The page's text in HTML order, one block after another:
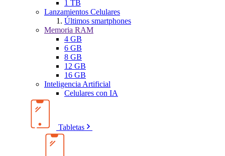
1 TB
Lanzamientos Celulares
Últimos smartphones
Memoria RAM
4 GB
6 GB
8 GB
12 GB
16 GB
Inteligencia Artificial
Celulares con IA
Tabletas